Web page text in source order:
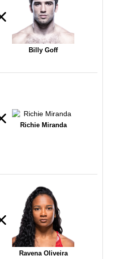
Billy Goff
Richie Miranda
Ravena Oliveira